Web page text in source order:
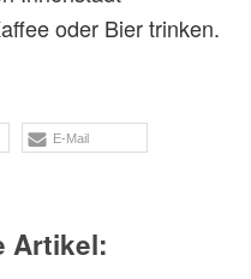
oder Bier trinken.
E-Mail
Artikel: